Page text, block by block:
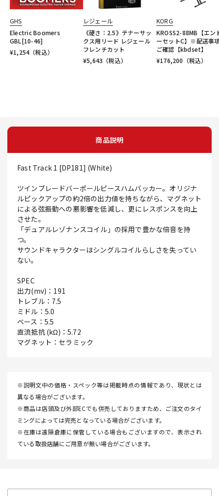
GHS
Electric Boomers
GBL[10-46]
¥1,254（税込）
レジェール
《硬さ：2.5》テナーサッ
クス用リード レジェール
フレンチカット
¥5,643 （税込）
KORG
KROSS2-88MB【エン
ーセットC】※配送事
ご確認【kbdset】
¥176,200 （税込）
商品説明
Fast Track 1 [DP181] (White)
ツインブレードバーポールピースハムバッカー。オリジナ
ルピックアップの約2倍の出力値を持ちながら、マグネット
による弦振動への悪影響を低減し、更にレスポンスを向上
させた。
「デュアルレゾナンスコイル」の採用で豊かな倍音を持
つ。
サウンドキャラクターはシングルコイルらしさを失ってい
ない。
SPEC
出力(mv)：191
トレブル：7.5
ミドル：5.0
ベース：5.5
直流抵抗 (kΩ)：5.72
マグネット：セラミック
※説明文中の価格・スペック等は掲載時点の情報であり、現状とは
異なる場合がございます。
※商品は店頭及び外部ECでも併売しておりますため、ご注文のタイ
ミングによっては完売となっている場合がございます。
※在庫は遠隔倉庫に保管している場合もございますので、表示され
ている取扱店舗にご用意が無い場合がございます。